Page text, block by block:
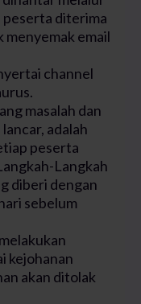
peserta diterima
menyemak email
channel
masalah dan
adalah
peserta
Langkah
diberi dengan
sebelum
kejohanan
akan ditolak